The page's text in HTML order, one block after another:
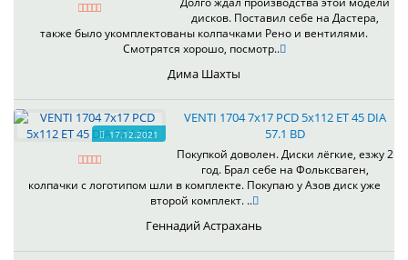
дисков. Поставил себе на Дастера,
также было укомплектованы колпачками Рено и вентилями.
Смотрятся хорошо, посмотр..
Дима Шахты
17.12.2021
VENTI 1704 7x17 PCD 5x112 ET 45 DIA
57.1 BD
Покупкой доволен. Диски лёгкие, езжу 2
год. Брал себе на Фольксваген,
колпачки с логотипом шли в комплекте. Покупаю у Азов диск уже
второй комплект. ..
Геннадий Астрахань